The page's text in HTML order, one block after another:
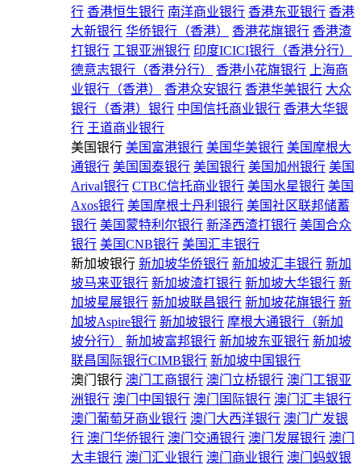
行 香港恒生银行 南洋商业银行 香港东亚银行 香港
大新银行 华侨银行（香港） 香港花旗银行 香港渣
打银行 工银亚洲银行 印度ICICI银行（香港分行）
德意志银行（香港分行）
香港小花旗银行
上海商
业银行（香港）
香港众安银行 香港华美银行 大众
银行（香港）银行 中国信托商业银行 香港大华银
行 王道商业银行
美国银行 美国富港银行 美国华美银行 美国摩根大
通银行 美国国泰银行 美国银行 美国加州银行 美国
Arival银行 CTBC信托商业银行 美国水星银行 美国
Axos银行 美国摩根士丹利银行 美国社区联邦储蓄
银行 美国蒙特利尔银行 新泽西渣打银行 美国合众
银行 美国CNB银行 美国汇丰银行
新加坡银行 新加坡华侨银行 新加坡汇丰银行 新加
坡马来亚银行 新加坡渣打银行 新加坡大华银行 新
加坡星展银行 新加坡联昌银行 新加坡花旗银行 新
加坡Aspire银行 新加坡银行 摩根大通银行（新加
坡分行）
新加坡富邦银行 新加坡东亚银行 新加坡
联昌国际银行CIMB银行 新加坡中国银行
澳门银行 澳门工商银行 澳门立桥银行 澳门工银亚
洲银行 澳门中国银行 澳门国际银行 澳门汇丰银行
澳门葡萄牙商业银行 澳门大西洋银行 澳门广发银
行 澳门华侨银行 澳门交通银行 澳门发展银行 澳门
大丰银行 澳门汇业银行 澳门商业银行 澳门蚂蚁银